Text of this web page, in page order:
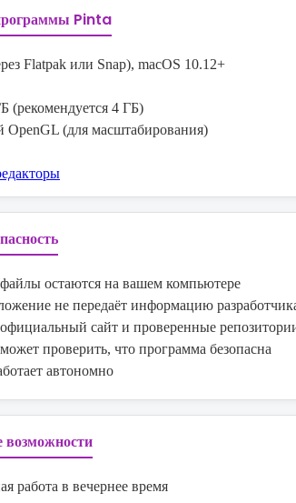
Pinta
Flatpak или Snap), macOS 10.12+
(рекомендуется 4 ГБ)
OpenGL (для масштабирования)
остаются на вашем компьютере
не передаёт информацию
сайт и проверенные
проверить, что программа безопасна
автономно
возможности
работа в вечернее время